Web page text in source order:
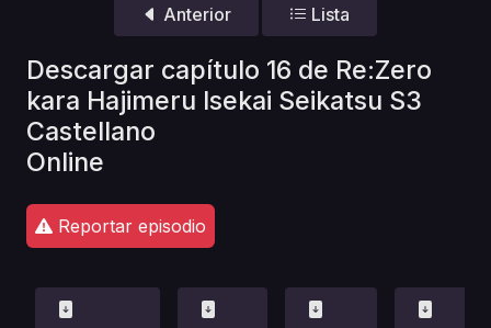
Anterior Lista
Descargar capítulo 16 de Re:Zero
kara Hajimeru Isekai Seikatsu S3
Castellano
Online
Reportar episodio